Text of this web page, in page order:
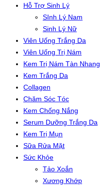
Hỗ Trợ Sinh Lý
SInh Lý Nam
Sinh Lý Nữ
Viên Uống Trắng Da
Viên Uống Trị Nám
Kem Trị Nám Tàn Nhang
Kem Trắng Da
Collagen
Chăm Sóc Tóc
Kem Chống Nắng
Serum Dưỡng Trắng Da
Kem Trị Mụn
Sữa Rửa Mặt
Sức Khỏe
Tảo Xoắn
Xương Khớp